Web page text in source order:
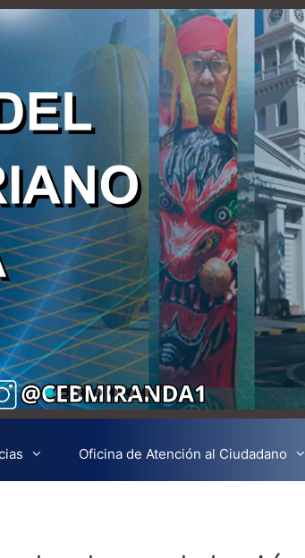
Oficina de Atención al Ciudadano